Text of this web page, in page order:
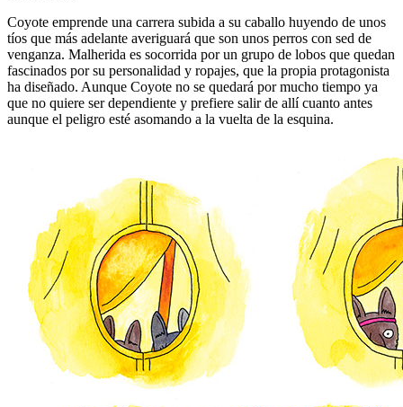
Coyote emprende una carrera subida a su caballo huyendo de unos
tíos que más adelante averiguará que son unos perros con sed de
venganza. Malherida es socorrida por un grupo de lobos que quedan
fascinados por su personalidad y ropajes, que la propia protagonista
ha diseñado. Aunque Coyote no se quedará por mucho tiempo ya
que no quiere ser dependiente y prefiere salir de allí cuanto antes
aunque el peligro esté asomando a la vuelta de la esquina.